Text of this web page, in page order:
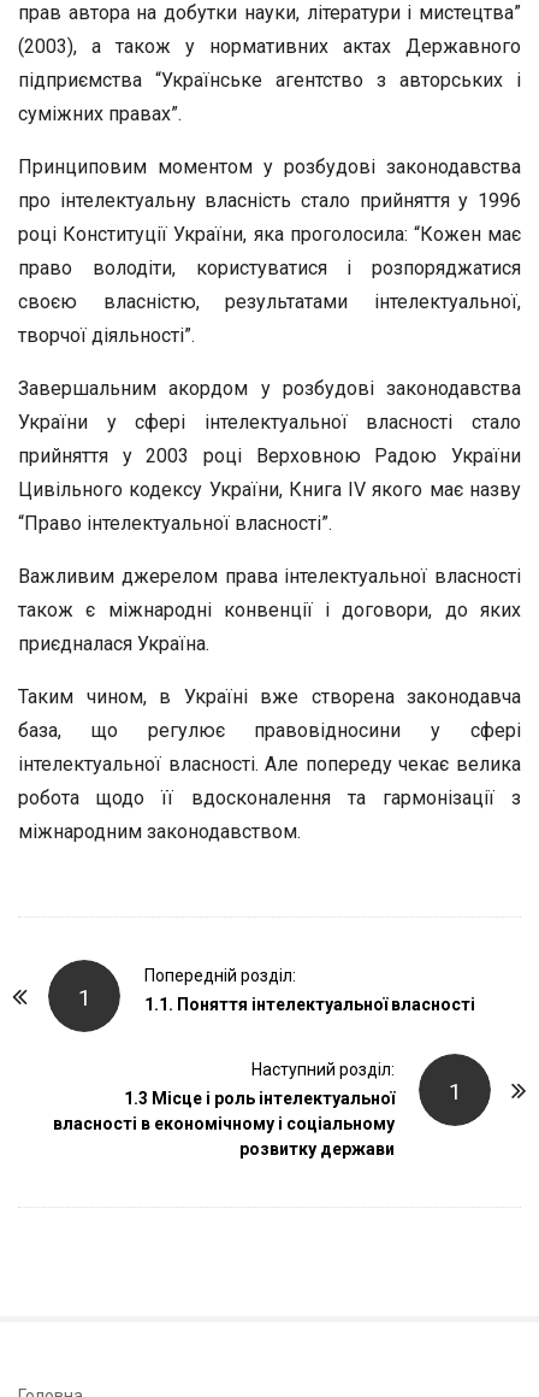
прав автора на добутки науки, літератури і мистецтва”
(2003), а також у нормативних актах Державного
підприємства “Українське агентство з авторських і
суміжних правах”.
Принциповим моментом у розбудові законодавства
про інтелектуальну власність стало прийняття у 1996
році Конституції України, яка проголосила: “Кожен має
право володіти, користуватися і розпоряджатися
своєю власністю, результатами інтелектуальної,
творчої діяльності”.
Завершальним акордом у розбудові законодавства
України у сфері інтелектуальної власності стало
прийняття у 2003 році Верховною Радою України
Цивільного кодексу України, Книга IV якого має назву
“Право інтелектуальної власності”.
Важливим джерелом права інтелектуальної власності
також є міжнародні конвенції і договори, до яких
приєдналася Україна.
Таким чином, в Україні вже створена законодавча
база, що регулює правовідносини у сфері
інтелектуальної власності. Але попереду чекає велика
робота щодо її вдосконалення та гармонізації з
міжнародним законодавством.
1
Попередній розділ:
1.1. Поняття інтелектуальної власності
1
Наступний розділ:
1.3 Місце і роль інтелектуальної
власності в економічному і соціальному
розвитку держави